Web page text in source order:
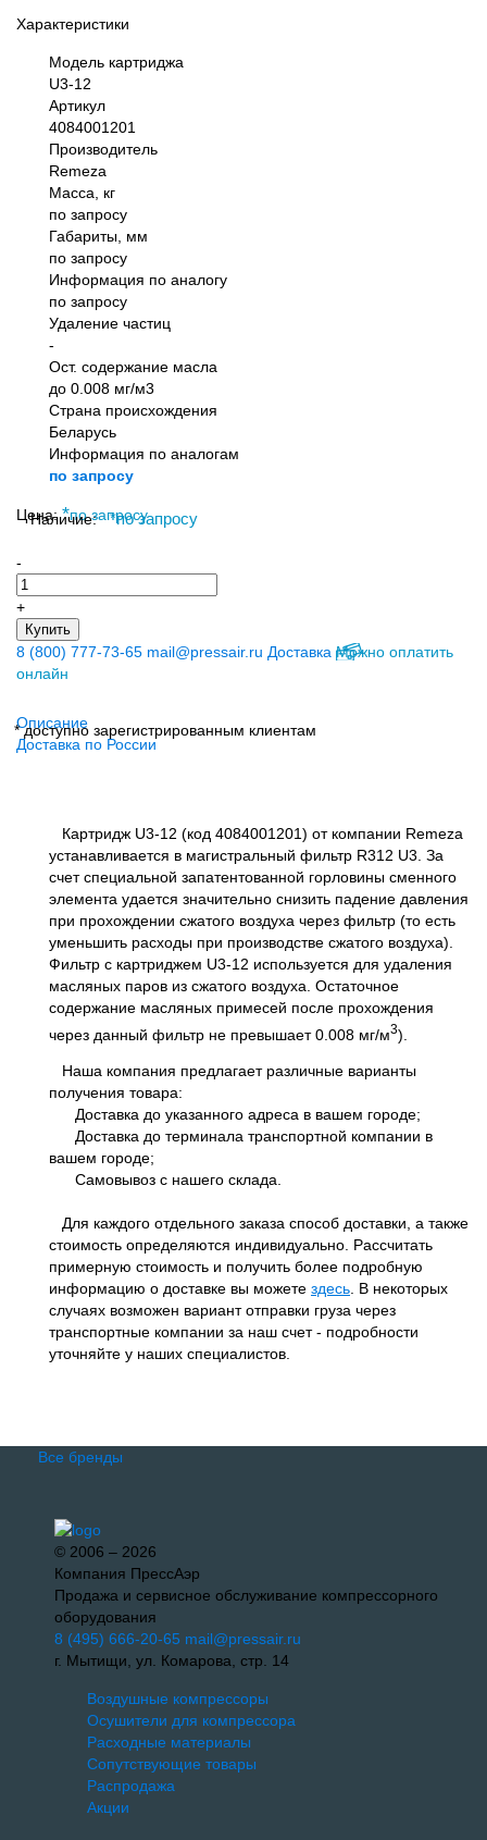
Характеристики
Модель картриджа
U3-12
Артикул
4084001201
Производитель
Remeza
Масса, кг
по запросу
Габариты, мм
по запросу
Информация по аналогу
по запросу
Удаление частиц
-
Ост. содержание масла
до 0.008 мг/м3
Страна происхождения
Беларусь
Информация по аналогам
по запросу
Цена: *по запросу
Наличие: *по запросу
-
+
Купить
8 (800) 777-73-65 mail@pressair.ru Доставка Можно оплатить
онлайн
* доступно зарегистрированным клиентам
Описание
Доставка по России
Картридж U3-12 (код 4084001201) от компании Remeza
устанавливается в магистральный фильтр R312 U3. За
счет специальной запатентованной горловины сменного
элемента удается значительно снизить падение давления
при прохождении сжатого воздуха через фильтр (то есть
уменьшить расходы при производстве сжатого воздуха).
Фильтр с картриджем U3-12 используется для удаления
масляных паров из сжатого воздуха. Остаточное
содержание масляных примесей после прохождения
через данный фильтр не превышает 0.008 мг/м3).
Наша компания предлагает различные варианты
получения товара:
Доставка до указанного адреса в вашем городе;
Доставка до терминала транспортной компании в
вашем городе;
Самовывоз с нашего склада.
Для каждого отдельного заказа способ доставки, а также
стоимость определяются индивидуально. Рассчитать
примерную стоимость и получить более подробную
информацию о доставке вы можете здесь . В некоторых
случаях возможен вариант отправки груза через
транспортные компании за наш счет - подробности
уточняйте у наших специалистов.
Все бренды
© 2006 – 2026
Компания ПрессАэр
Продажа и сервисное обслуживание компрессорного
оборудования
8 (495) 666-20-65 mail@pressair.ru
г. Мытищи, ул. Комарова, стр. 14
Воздушные компрессоры
Осушители для компрессора
Расходные материалы
Сопутствующие товары
Распродажа
Акции